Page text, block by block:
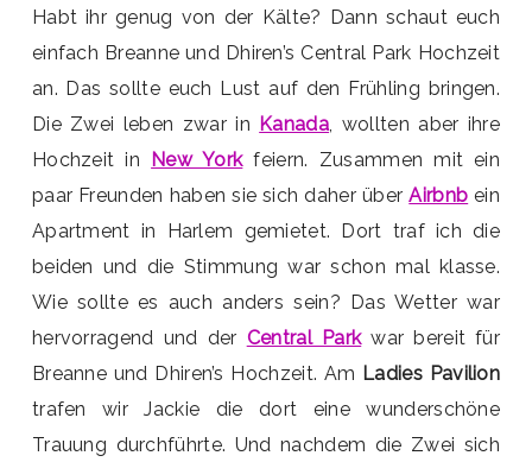
Habt ihr genug von der Kälte? Dann schaut euch
einfach Breanne und Dhiren’s Central Park Hochzeit
an. Das sollte euch Lust auf den Frühling bringen.
Die Zwei leben zwar in Kanada , wollten aber ihre
Hochzeit in New Yorkfeiern. Zusammen mit ein
paar Freunden haben sie sich daher überAirbnb ein
Apartment in Harlem gemietet. Dort traf ich die
beiden und die Stimmung war schon mal klasse.
Wie sollte es auch anders sein? Das Wetter war
hervorragend und der Central Parkwar bereit für
Breanne und Dhiren’s Hochzeit. Am Ladies Pavilion
trafen wir Jackie die dort eine wunderschöne
Trauung durchführte. Und nachdem die Zwei sich